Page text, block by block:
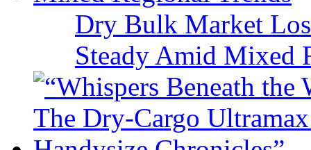
Dry Bulk Market
Steady Amid Mixed